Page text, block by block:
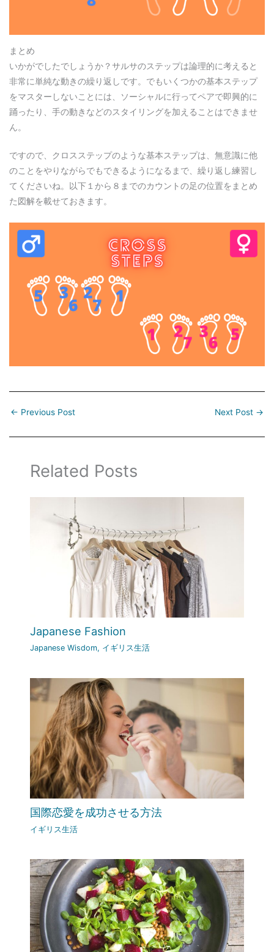
まとめ
いかがでしたでしょうか？サルサのステップは論理的に考えると
非常に単純な動きの繰り返しです。でもいくつかの基本ステップ
をマスターしないことには、ソーシャルに行ってペアで即興的に
踊ったり、手の動きなどのスタイリングを加えることはできませ
ん。
ですので、クロスステップのような基本ステップは、無意識に他
のことをやりながらでもできるようになるまで、繰り返し練習し
てくださいね。以下１から８までのカウントの足の位置をまとめ
た図解を載せておきます。
← Previous Post Next Post →
Related Posts
Japanese Fashion
Japanese Wisdom, イギリス生活
国際恋愛を成功させる方法
イギリス生活